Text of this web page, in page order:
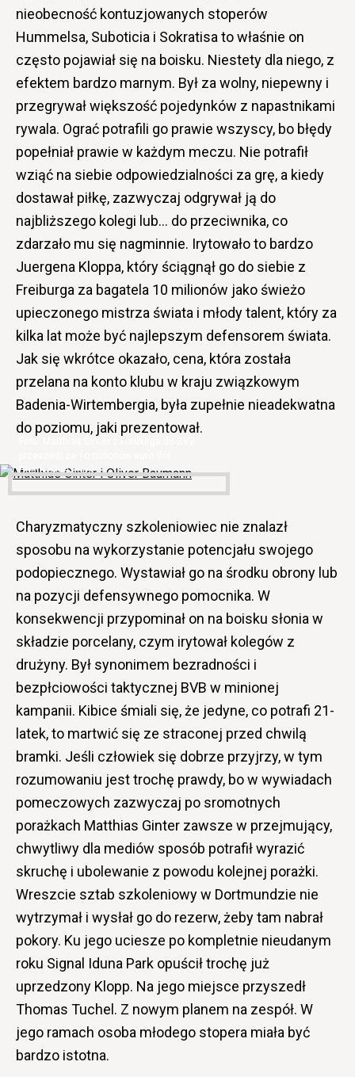
nieobecność kontuzjowanych stoperów
Hummelsa, Suboticia i Sokratisa to właśnie on
często pojawiał się na boisku. Niestety dla niego, z
efektem bardzo marnym. Był za wolny, niepewny i
przegrywał większość pojedynków z napastnikami
rywala. Ograć potrafili go prawie wszyscy, bo błędy
popełniał prawie w każdym meczu. Nie potrafił
wziąć na siebie odpowiedzialności za grę, a kiedy
dostawał piłkę, zazwyczaj odgrywał ją do
najbliższego kolegi lub… do przeciwnika, co
zdarzało mu się nagminnie. Irytowało to bardzo
Juergena Kloppa, który ściągnął go do siebie z
Freiburga za bagatela 10 milionów jako świeżo
upieczonego mistrza świata i młody talent, który za
kilka lat może być najlepszym defensorem świata.
Jak się wkrótce okazało, cena, która została
przelana na konto klubu w kraju związkowym
Badenia-Wirtembergia, była zupełnie nieadekwatna
do poziomu, jaki prezentował.
Bundesliga.com)
Charyzmatyczny szkoleniowiec nie znalazł
sposobu na wykorzystanie potencjału swojego
podopiecznego. Wystawiał go na środku obrony lub
na pozycji defensywnego pomocnika. W
konsekwencji przypominał on na boisku słonia w
składzie porcelany, czym irytował kolegów z
drużyny. Był synonimem bezradności i
bezpłciowości taktycznej BVB w minionej
kampanii. Kibice śmiali się, że jedyne, co potrafi 21-
latek, to martwić się ze straconej przed chwilą
bramki. Jeśli człowiek się dobrze przyjrzy, w tym
rozumowaniu jest trochę prawdy, bo w wywiadach
pomeczowych zazwyczaj po sromotnych
porażkach Matthias Ginter zawsze w przejmujący,
chwytliwy dla mediów sposób potrafił wyrazić
skruchę i ubolewanie z powodu kolejnej porażki.
Wreszcie sztab szkoleniowy w Dortmundzie nie
wytrzymał i wysłał go do rezerw, żeby tam nabrał
pokory. Ku jego uciesze po kompletnie nieudanym
roku Signal Iduna Park opuścił trochę już
uprzedzony Klopp. Na jego miejsce przyszedł
Thomas Tuchel. Z nowym planem na zespół. W
jego ramach osoba młodego stopera miała być
bardzo istotna.